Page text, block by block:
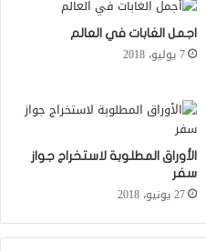
اجمل الغابات في العالم
7 يوليو، 2018
الأوراق المطلوبة لاستخراج جواز
سفر
27 يونيو، 2018